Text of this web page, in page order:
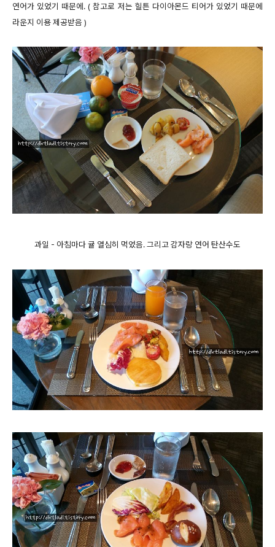
연어가 있었기 때문에. ( 참고로 저는 힐튼 다이아몬드 티어가 있었기 때문에
라운지 이용 제공받음 )
과일 - 아침마다 귤 열심히 먹었음. 그리고 감자랑 연어 탄산수도